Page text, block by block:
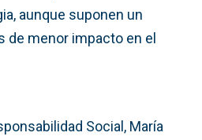
aunque suponen un
de menor impacto en el
Social, María